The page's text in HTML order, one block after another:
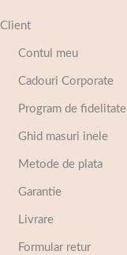
Client
Contul meu
Cadouri Corporate
Program de fidelitate
Ghid masuri inele
Metode de plata
Garantie
Livrare
Formular retur